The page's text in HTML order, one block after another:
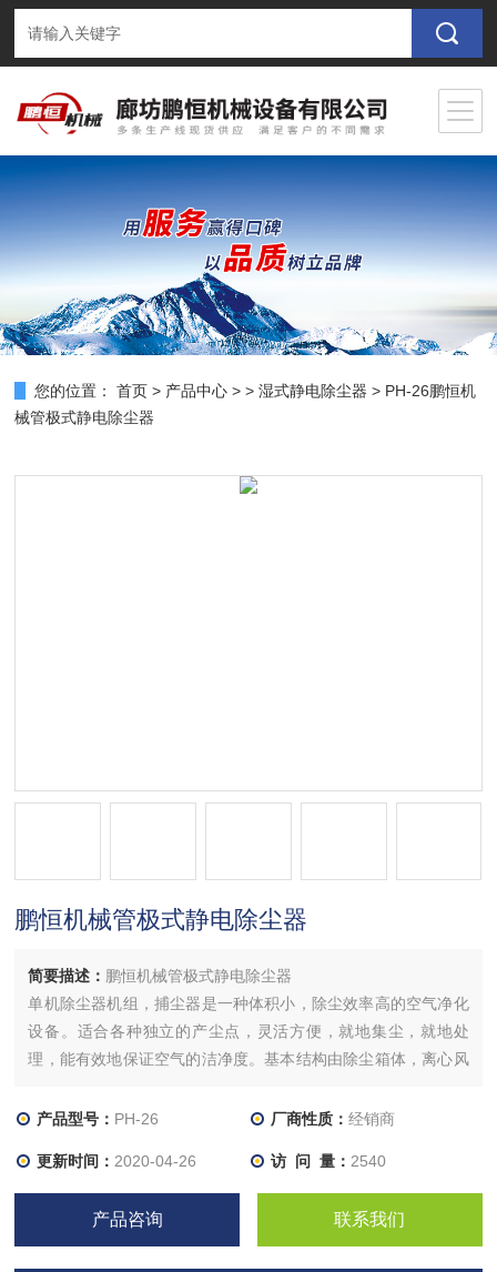
您的位置： 首页 > 产品中心 > >湿式静电除尘器 > PH-26鹏恒机
械管极式静电除尘器
鹏恒机械管极式静电除尘器
简要描述： 鹏恒机械管极式静电除尘器
单机除尘器机组，捕尘器是一种体积小，除尘效率高的空气净化
设备。适合各种独立的产尘点，灵活方便，就地集尘，就地处
理，能有效地保证空气的洁净度。基本结构由除尘箱体，离心风
负压通过吸尘管道吸入除尘器箱体内部，利用重力与上行气流，
滤器捕集在外表面，洁净气体经过滤器滤芯过
产品型号： PH-26 厂商性质： 经销商
更新时间： 2020-04-26 访 问 量： 2540
产品咨询 联系我们